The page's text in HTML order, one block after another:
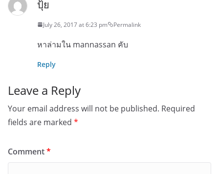
ปุ้ย
July 26, 2017 at 6:23 pm Permalink
หาล่ามใน mannassan คับ
Reply
Leave a Reply
Your email address will not be published. Required
fields are marked *
Comment*